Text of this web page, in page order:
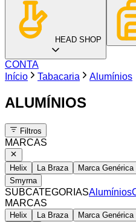
HEAD SHOP
CONTA
Início
Tabacaria Alumínios
ALUMÍNIOS
Filtros
MARCAS
Helix La Braza Marca Genérica
Smyrna
SUBCATEGORIASAlumínios
MARCAS
Helix La Braza Marca Genérica